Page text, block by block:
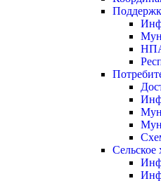
Сельское